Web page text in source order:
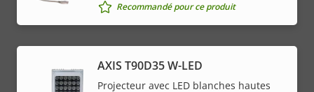
Recommandé pour ce produit
AXIS T90D35 W-LED
Projecteur avec LED blanches hautes